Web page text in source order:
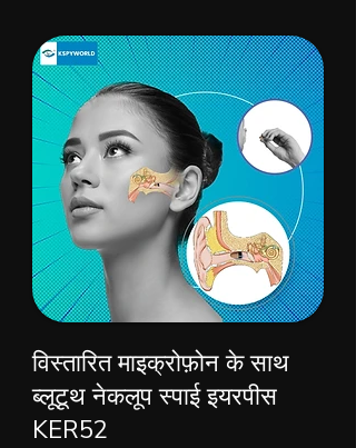
विस्तारित माइक्रोफ़ोन के साथ
ब्लूटूथ नेकलूप स्पाई इयरपीस
KER52